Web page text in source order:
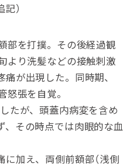
）
部を打撲。その後経過観
より洗髪などの接触刺激
が出現した。同時期、
張を自覚。
たが、頭蓋内病変を含め
、その時点では肉眼的な血
加え、両側前額部（浅側